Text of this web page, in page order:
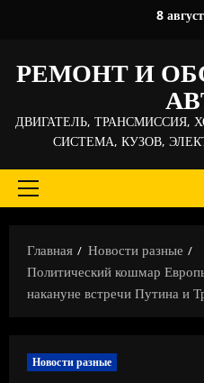
8
РЕМОНТ И
ДВИГАТЕЛЬ, ТРАНСМИССИЯ,
СИСТЕМА, КУЗОВ,
Основное
Главная
Новости разные
Политический кошмар
накануне встречи Путина и
Новости разные